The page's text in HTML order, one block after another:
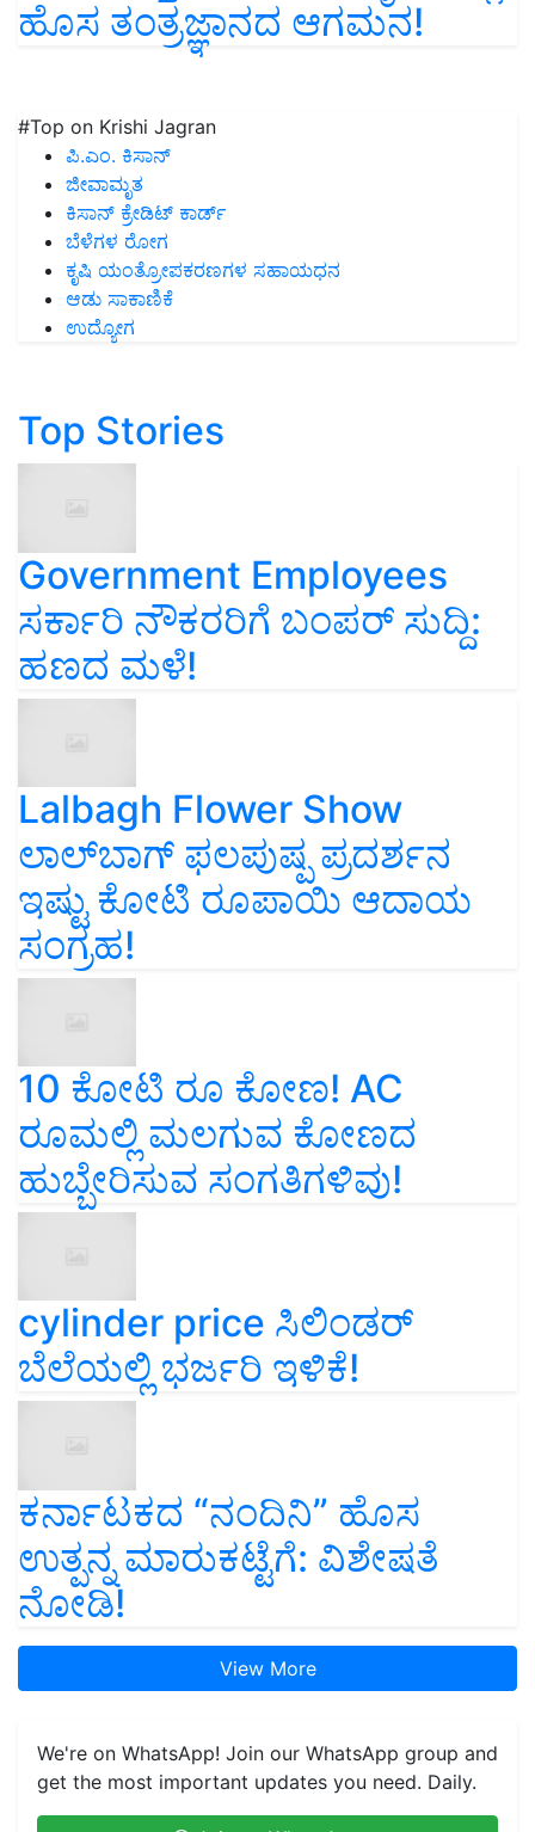
ಹೊಸ ತಂತ್ರಜ್ಞಾನದ ಆಗಮನ!
#Top on Krishi Jagran
ಪಿ.ಎಂ. ಕಿಸಾನ್
ಜೀವಾಮೃತ
ಕಿಸಾನ್ ಕ್ರೇಡಿಟ್ ಕಾರ್ಡ್
ಬೆಳೆಗಳ ರೋಗ
ಕೃಷಿ ಯಂತ್ರೋಪಕರಣಗಳ ಸಹಾಯಧನ
ಆಡು ಸಾಕಾಣಿಕೆ
ಉದ್ಯೋಗ
Top Stories
Government Employees
ಸರ್ಕಾರಿ ನೌಕರರಿಗೆ ಬಂಪರ್‌ ಸುದ್ದಿ:
ಹಣದ ಮಳೆ!
Lalbagh Flower Show
ಲಾಲ್‌ಬಾಗ್ ಫಲಪುಷ್ಪ ಪ್ರದರ್ಶನ
ಇಷ್ಟು ಕೋಟಿ ರೂಪಾಯಿ ಆದಾಯ
ಸಂಗ್ರಹ!
10 ಕೋಟಿ ರೂ ಕೋಣ! AC
ರೂಮಲ್ಲಿ ಮಲಗುವ ಕೋಣದ
ಹುಬ್ಬೇರಿಸುವ ಸಂಗತಿಗಳಿವು!
cylinder price ಸಿಲಿಂಡರ್‌
ಬೆಲೆಯಲ್ಲಿ ಭರ್ಜರಿ ಇಳಿಕೆ!
ಕರ್ನಾಟಕದ “ನಂದಿನಿ” ಹೊಸ
ಉತ್ಪನ್ನ ಮಾರುಕಟ್ಟೆಗೆ: ವಿಶೇಷತೆ
ನೋಡಿ!
View More
We're on WhatsApp! Join our WhatsApp group and
get the most important updates you need. Daily.